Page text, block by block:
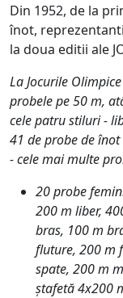
Din 1952, de la
înot,
la doua editii ale
La Jocurile
probele pe 50 m,
cele patru stiluri -
41 de probe de
- cele mai multe
20 probe
200 m liber,
bras, 100 m
fluture, 200 m
spate, 200 m
ștafetă 4x200